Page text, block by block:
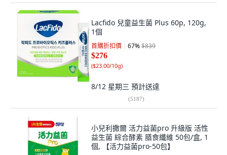
Lacfido 兒童益生菌 Plus 60p, 120g,
1個
首購折扣價 67%$839
$276
($23.00/10g)
8/12 星期三 預計送達
(5187)
小兒利撒爾 活力益菌pro 升級版 活性
益生菌 綜合酵素 膳食纖維 50包/盒, 1
個, 【活力益菌pro-50包】